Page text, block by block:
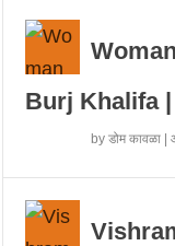
Burj Khalifa
by डोम कावळा|